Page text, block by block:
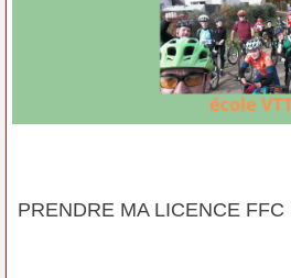
PRENDRE MA LICENCE FFC